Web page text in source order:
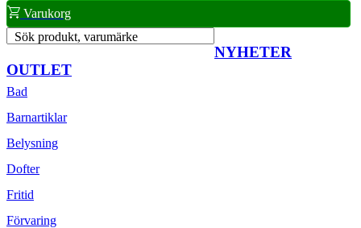
Varukorg
Sök produkt, varumärke
NYHETER
OUTLET
Bad
Barnartiklar
Belysning
Dofter
Fritid
Förvaring